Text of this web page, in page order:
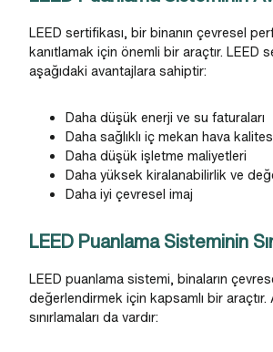
LEED sertifikası, bir binanın çevresel
kanıtlamak için önemli bir araçtır. LEED
aşağıdaki avantajlara sahiptir:
Daha düşük enerji ve su faturaları
Daha sağlıklı iç mekan hava
Daha düşük işletme maliyetleri
Daha yüksek kiralanabilirlik ve
Daha iyi çevresel imaj
LEED Puanlama Sisteminin
LEED puanlama sistemi, binaların
değerlendirmek için kapsamlı bir araçtır.
sınırlamaları da vardır: